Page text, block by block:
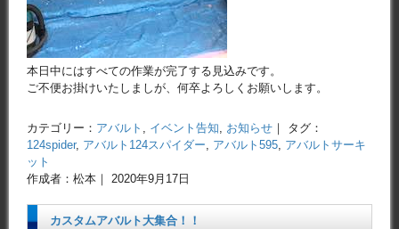
本日中にはすべての作業が完了する見込みです。
ご不便お掛けいたしましが、何卒よろしくお願いします。
カテゴリー： アバルト イベント告知 お知らせ ｜ タグ：
124spider, アバルト124スパイダー アバルト595 アバルトサーキ
ット
作成者：松本｜ 2020年9月17日
カスタムアバルト大集合！！